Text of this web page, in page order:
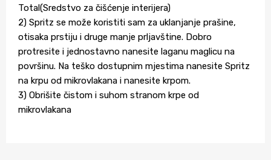
Total(Sredstvo za čišćenje interijera)
2) Spritz se može koristiti sam za uklanjanje prašine,
otisaka prstiju i druge manje prljavštine. Dobro
protresite i jednostavno nanesite laganu maglicu na
površinu. Na teško dostupnim mjestima nanesite Spritz
na krpu od mikrovlakana i nanesite krpom.
3) Obrišite čistom i suhom stranom krpe od
mikrovlakana